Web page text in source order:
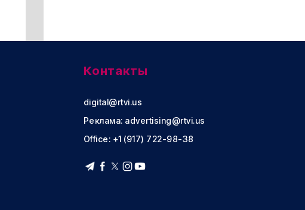
Контакты
digital@rtvi.us
Реклама: advertising@rtvi.us
Office: +1 (917) 722-98-38